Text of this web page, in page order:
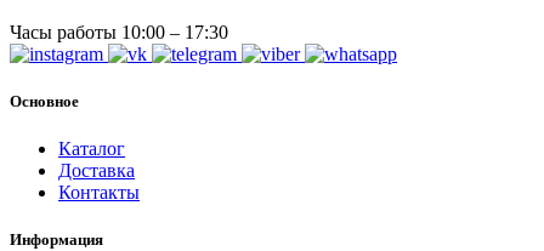
Часы работы 10:00 – 17:30
Основное
Каталог
Доставка
Контакты
Информация